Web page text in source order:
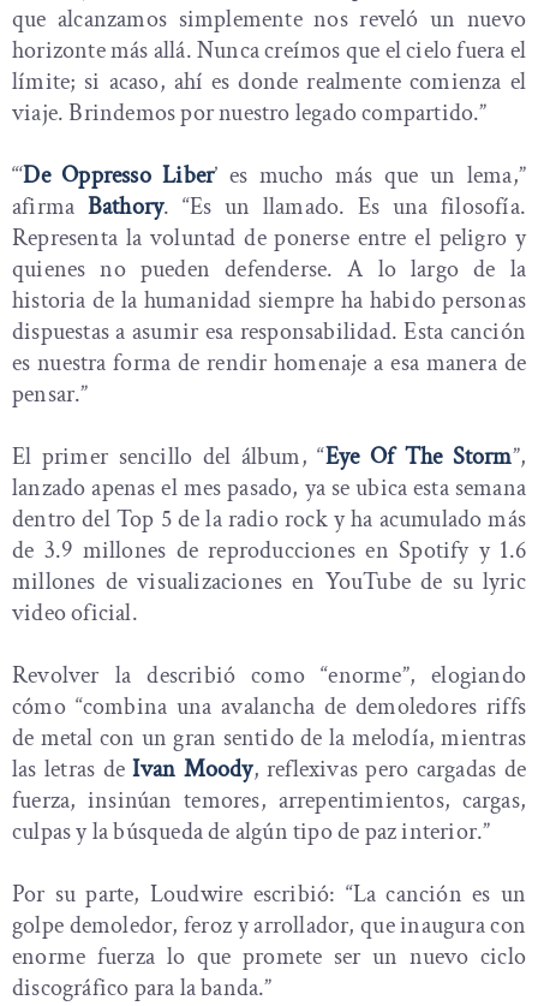
que alcanzamos simplemente nos reveló un nuevo
horizonte más allá. Nunca creímos que el cielo fuera el
límite; si acaso, ahí es donde realmente comienza el
viaje. Brindemos por nuestro legado compartido.”
“‘De Oppresso Liber’ es mucho más que un lema,”
afirma Bathory. “Es un llamado. Es una filosofía.
Representa la voluntad de ponerse entre el peligro y
quienes no pueden defenderse. A lo largo de la
historia de la humanidad siempre ha habido personas
dispuestas a asumir esa responsabilidad. Esta canción
es nuestra forma de rendir homenaje a esa manera de
pensar.”
El primer sencillo del álbum, “Eye Of The Storm”,
lanzado apenas el mes pasado, ya se ubica esta semana
dentro del Top 5 de la radio rock y ha acumulado más
de 3.9 millones de reproducciones en Spotify y 1.6
millones de visualizaciones en YouTube de su lyric
video oficial.
Revolver la describió como “enorme”, elogiando
cómo “combina una avalancha de demoledores riffs
de metal con un gran sentido de la melodía, mientras
las letras deIvan Moody, reflexivas pero cargadas de
fuerza, insinúan temores, arrepentimientos, cargas,
culpas y la búsqueda de algún tipo de paz interior.”
Por su parte, Loudwire escribió: “La canción es un
golpe demoledor, feroz y arrollador, que inaugura con
enorme fuerza lo que promete ser un nuevo ciclo
discográfico para la banda.”